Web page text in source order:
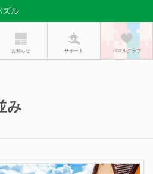
ズル
お知らせ サポート パズルクラブ
み